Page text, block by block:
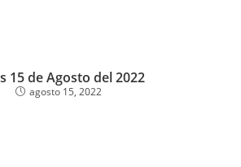
15 de Agosto del 2022
agosto 15, 2022